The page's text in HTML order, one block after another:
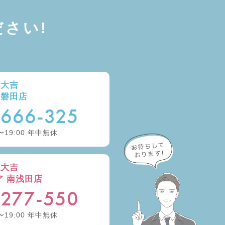
さい!
吉
田店
325
19:00 年中無休
吉
南浅田店
550
19:00 年中無休